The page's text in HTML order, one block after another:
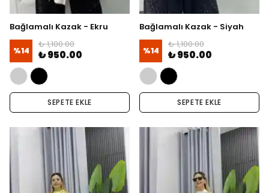
Bağlamalı Kazak - Ekru
%14
₺ 1,100.00
₺ 950.00
SEPETE EKLE
Bağlamalı Kazak - Siyah
%14
₺ 1,100.00
₺ 950.00
SEPETE EKLE